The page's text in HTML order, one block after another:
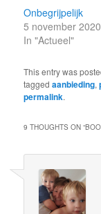
Onbegrijpelijk
5 november 2020
In "Actueel"
This entry was
taggedaanbieding,
permalink.
9 THOUGHTS ON “